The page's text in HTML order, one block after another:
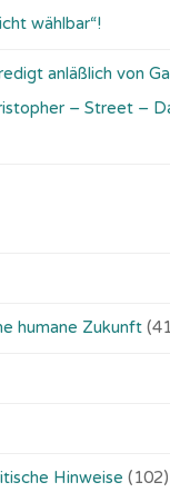
wählbar“!
anläßlich von
– Street –
humane Zukunft
Hinweise (102)